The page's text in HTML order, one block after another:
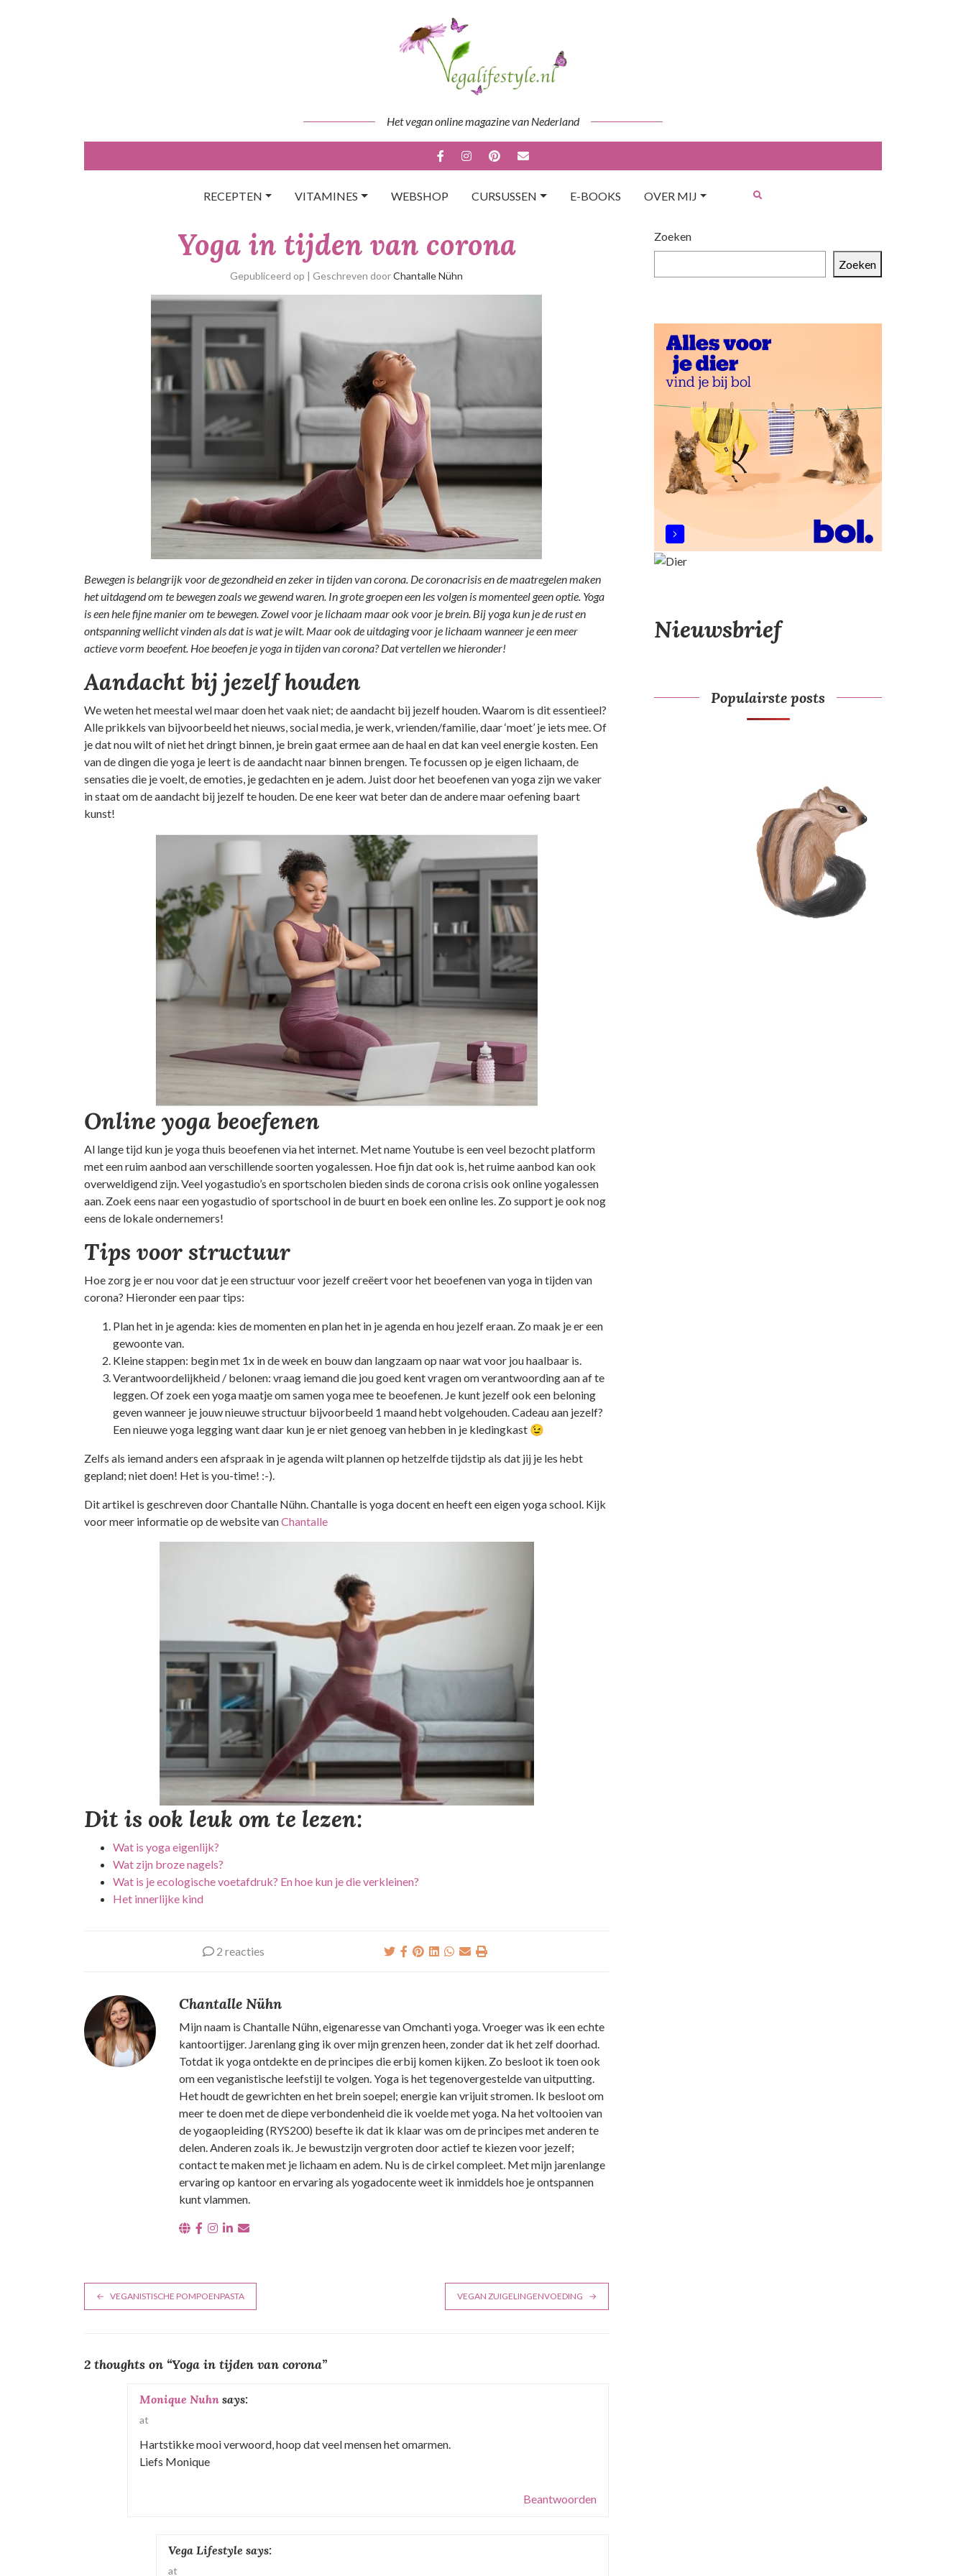
Het vegan online magazine van Nederland
RECEPTEN VITAMINES WEBSHOP CURSUSSEN E-BOOKS OVER MIJ
Yoga in tijden van corona
Gepubliceerd op | Geschreven doorChantalle Nühn
Bewegen is belangrijk voor de gezondheid en zeker in tijden van corona. De coronacrisis en de maatregelen maken
het uitdagend om te bewegen zoals we gewend waren. In grote groepen een les volgen is momenteel geen optie. Yoga
is een hele fijne manier om te bewegen. Zowel voor je lichaam maar ook voor je brein. Bij yoga kun je de rust en
ontspanning wellicht vinden als dat is wat je wilt. Maar ook de uitdaging voor je lichaam wanneer je een meer
actieve vorm beoefent. Hoe beoefen je yoga in tijden van corona? Dat vertellen we hieronder!
Aandacht bij jezelf houden
We weten het meestal wel maar doen het vaak niet; de aandacht bij jezelf houden. Waarom is dit essentieel?
Alle prikkels van bijvoorbeeld het nieuws, social media, je werk, vrienden/familie, daar ‘moet’ je iets mee. Of
je dat nou wilt of niet het dringt binnen, je brein gaat ermee aan de haal en dat kan veel energie kosten. Een
van de dingen die yoga je leert is de aandacht naar binnen brengen. Te focussen op je eigen lichaam, de
sensaties die je voelt, de emoties, je gedachten en je adem. Juist door het beoefenen van yoga zijn we vaker
in staat om de aandacht bij jezelf te houden. De ene keer wat beter dan de andere maar oefening baart
kunst!
Online yoga beoefenen
Al lange tijd kun je yoga thuis beoefenen via het internet. Met name Youtube is een veel bezocht platform
met een ruim aanbod aan verschillende soorten yogalessen. Hoe fijn dat ook is, het ruime aanbod kan ook
overweldigend zijn. Veel yogastudio’s en sportscholen bieden sinds de corona crisis ook online yogalessen
aan. Zoek eens naar een yogastudio of sportschool in de buurt en boek een online les. Zo support je ook nog
eens de lokale ondernemers!
Tips voor structuur
Hoe zorg je er nou voor dat je een structuur voor jezelf creëert voor het beoefenen van yoga in tijden van
corona? Hieronder een paar tips:
Plan het in je agenda: kies de momenten en plan het in je agenda en hou jezelf eraan. Zo maak je er een
gewoonte van.
Kleine stappen: begin met 1x in de week en bouw dan langzaam op naar wat voor jou haalbaar is.
Verantwoordelijkheid / belonen: vraag iemand die jou goed kent vragen om verantwoording aan af te
leggen. Of zoek een yoga maatje om samen yoga mee te beoefenen. Je kunt jezelf ook een beloning
geven wanneer je jouw nieuwe structuur bijvoorbeeld 1 maand hebt volgehouden. Cadeau aan jezelf?
Een nieuwe yoga legging want daar kun je er niet genoeg van hebben in je kledingkast 😉
Zelfs als iemand anders een afspraak in je agenda wilt plannen op hetzelfde tijdstip als dat jij je les hebt
gepland; niet doen! Het is you-time! :-).
Dit artikel is geschreven door Chantalle Nühn. Chantalle is yoga docent en heeft een eigen yoga school. Kijk
voor meer informatie op de website vanChantalle
Dit is ook leuk om te lezen:
Wat is yoga eigenlijk?
Wat zijn broze nagels?
Wat is je ecologische voetafdruk? En hoe kun je die verkleinen?
Het innerlijke kind
2 reacties
Chantalle Nühn
Mijn naam is Chantalle Nühn, eigenaresse van Omchanti yoga. Vroeger was ik een echte
kantoortijger. Jarenlang ging ik over mijn grenzen heen, zonder dat ik het zelf doorhad.
Totdat ik yoga ontdekte en de principes die erbij komen kijken. Zo besloot ik toen ook
om een veganistische leefstijl te volgen. Yoga is het tegenovergestelde van uitputting.
Het houdt de gewrichten en het brein soepel; energie kan vrijuit stromen. Ik besloot om
meer te doen met de diepe verbondenheid die ik voelde met yoga. Na het voltooien van
de yogaopleiding (RYS200) besefte ik dat ik klaar was om de principes met anderen te
delen. Anderen zoals ik. Je bewustzijn vergroten door actief te kiezen voor jezelf;
contact te maken met je lichaam en adem. Nu is de cirkel compleet. Met mijn jarenlange
ervaring op kantoor en ervaring als yogadocente weet ik inmiddels hoe je ontspannen
kunt vlammen.
B
i
VEGANISTISCHE POMPOENPASTA VEGAN ZUIGELINGENVOEDING
2 thoughts on “Yoga in tijden van corona”
Monique Nuhn says:
at
Hartstikke mooi verwoord, hoop dat veel mensen het omarmen.
Liefs Monique
Beantwoorden
Vega Lifestyle says:
at
Zoeken
Zoeken
Nieuwsbrief
Populairste posts